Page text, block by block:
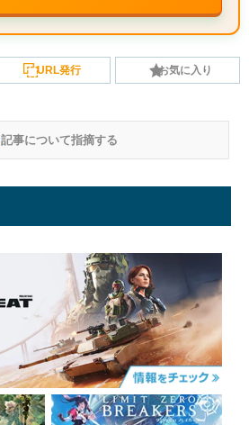
URL発行 お気に入り
記事について指摘する